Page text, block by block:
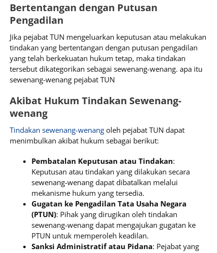
Bertentangan dengan Putusan
Pengadilan
Jika pejabat TUN mengeluarkan keputusan atau melakukan
tindakan yang bertentangan dengan putusan pengadilan
yang telah berkekuatan hukum tetap, maka tindakan
tersebut dikategorikan sebagai sewenang-wenang. apa itu
sewenang-wenang pejabat TUN
Akibat Hukum Tindakan Sewenang-
wenang
Tindakan sewenang-wenang oleh pejabat TUN dapat
menimbulkan akibat hukum sebagai berikut:
Pembatalan Keputusan atau Tindakan:
Keputusan atau tindakan yang dilakukan secara
sewenang-wenang dapat dibatalkan melalui
mekanisme hukum yang tersedia.
Gugatan ke Pengadilan Tata Usaha Negara
(PTUN): Pihak yang dirugikan oleh tindakan
sewenang-wenang dapat mengajukan gugatan ke
PTUN untuk memperoleh keadilan.
Sanksi Administratif atau Pidana: Pejabat yang